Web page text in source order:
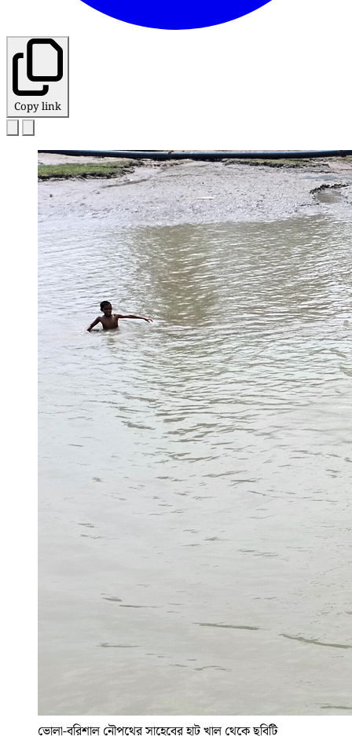
Copy link
ভোলা-বরিশাল নৌপথের সাহেবের হাট খাল থেকে ছবিটি